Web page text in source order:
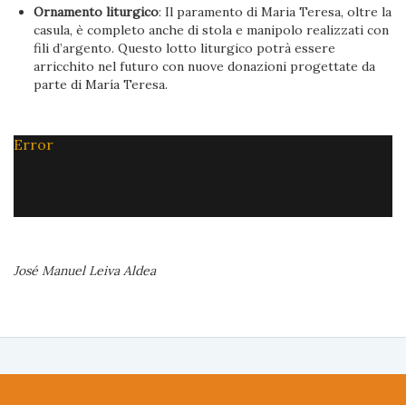
Ornamento liturgico: Il paramento di Maria Teresa, oltre la
casula, è completo anche di stola e manipolo realizzati con
fili d’argento. Questo lotto liturgico potrà essere
arricchito nel futuro con nuove donazioni progettate da
parte di María Teresa.
Error
José Manuel Leiva Aldea